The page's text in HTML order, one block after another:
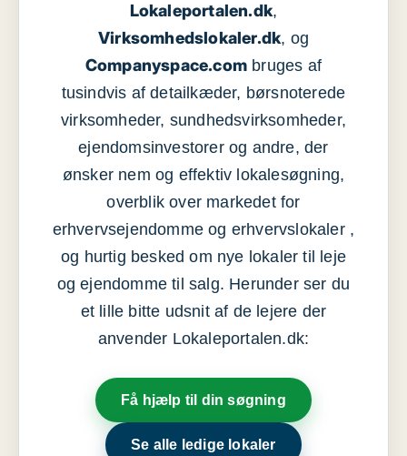
Lokaleportalen.dk,
Virksomhedslokaler.dk, og
Companyspace.com bruges af
tusindvis af detailkæder, børsnoterede
virksomheder, sundhedsvirksomheder,
ejendomsinvestorer og andre, der
ønsker nem og effektiv lokalesøgning,
overblik over markedet for
erhvervsejendomme og erhvervslokaler ,
og hurtig besked om nye lokaler til leje
og ejendomme til salg. Herunder ser du
et lille bitte udsnit af de lejere der
anvender Lokaleportalen.dk:
Få hjælp til din søgning
Se alle ledige lokaler